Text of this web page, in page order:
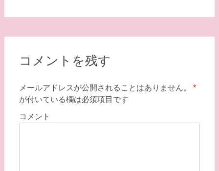
コメントを残す
メールアドレスが公開されることはありません。
*
が付いている欄は必須項目です
コメント